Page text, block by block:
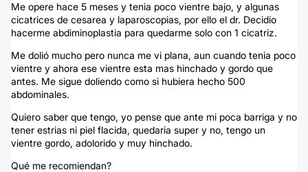
Me opere hace 5 meses y tenia poco vientre bajo, y algunas
cicatrices de cesarea y laparoscopias, por ello el dr. Decidio
hacerme abdiminoplastia para quedarme solo con 1 cicatriz.
Me dolió mucho pero nunca me vi plana, aun cuando tenia poco
vientre y ahora ese vientre esta mas hinchado y gordo que
antes. Me sigue doliendo como si hubiera hecho 500
abdominales.
Quiero saber que tengo, yo pense que ante mi poca barriga y no
tener estrias ni piel flacida, quedaria super y no, tengo un
vientre gordo, adolorido y muy hinchado.
Qué me recomiendan?